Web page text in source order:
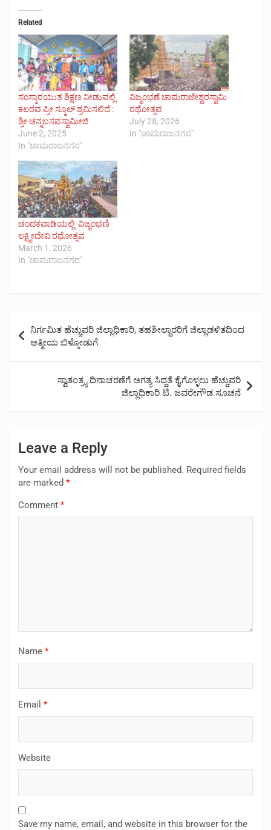
Related
ಸಂಸ್ಕಾರಯುತ ಶಿಕ್ಷಣ ನೀಡುವಲ್ಲಿ
ಕಲರವ ಪ್ರೀ ಸ್ಕೂಲ್ ಶ್ರಮಿಸಲಿದೆ :
ಶ್ರೀ ಚನ್ನಬಸವಸ್ವಾಮೀಜಿ
June 2, 2025
In "ಚಾಮರಾಜನಗರ"
ವಿಜೃಂಭಣೆ ಚಾಮರಾಜೇಶ್ವರಸ್ವಾಮಿ
ರಥೋತ್ಸವ
July 28, 2026
In "ಚಾಮರಾಜನಗರ"
ಚಂದಕವಾಡಿಯಲ್ಲಿ ವಿಜೃಂಭಣಿ
ಲಕ್ಷ್ಮೀದೇವಿ ರಥೋತ್ಸವ
March 1, 2026
In "ಚಾಮರಾಜನಗರ"
navigation
ನಿರ್ಗಮಿತ ಹೆಚ್ಚುವರಿ ಜಿಲ್ಲಾಧಿಕಾರಿ, ತಹಶೀಲ್ದಾರರಿಗೆ ಜಿಲ್ಲಾಡಳಿತದಿಂದ
ಆತ್ಮೀಯ ಬಿಳ್ಕೋಡುಗೆ
ಸ್ವಾತಂತ್ರ್ಯ ದಿನಾಚರಣೆಗೆ ಅಗತ್ಯ ಸಿದ್ದತೆ ಕೈಗೊಳ್ಳಲು ಹೆಚ್ಚುವರಿ
ಜಿಲ್ಲಾಧಿಕಾರಿ ಟಿ. ಜವರೇಗೌಡ ಸೂಚನೆ
Leave a Reply
Your email address will not be published. Required fields
are marked *
Comment *
Name *
Email *
Website
Save my name, email, and website in this browser for the